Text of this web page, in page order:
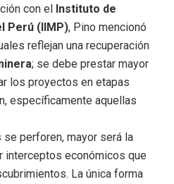
con el Instituto de
Perú (IIMP), Pino mencionó
reflejan una recuperación
; se debe prestar mayor
los proyectos en etapas
específicamente aquellas
perforen, mayor será la
interceptos económicos que
La única forma